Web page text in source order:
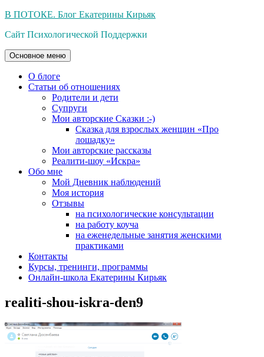
Перейти
содержимому
В ПОТОКЕ. Блог Екатерины Кирьяк
Сайт Психологической Поддержки
Основное меню
О блоге
Статьи об отношениях
Родители и дети
Супруги
Мои авторские Сказки :-)
Сказка для взрослых женщин «Про
лошадку»
Мои авторские рассказы
Реалити-шоу «Искра»
Обо мне
Мой Дневник наблюдений
Моя история
Отзывы
на психологические консультации
на работу коуча
на еженедельные занятия женскими
практиками
Контакты
Курсы, тренинги, программы
Онлайн-школа Екатерины Кирьяк
realiti-shou-iskra-den9